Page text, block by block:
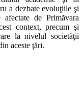
a dezbate evoluţiile şi
afectate de Primăvara
context, precum şi
la nivelul societăţii
aceste ţări.